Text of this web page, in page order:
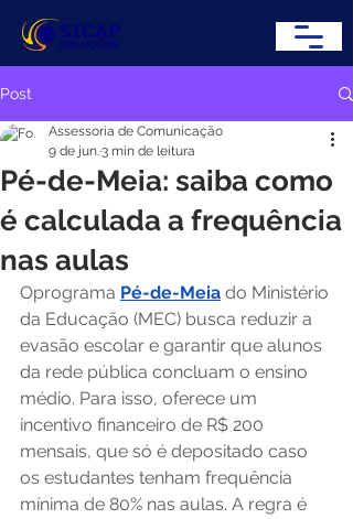
Post
Pé-de-Meia: saiba como
é calculada a frequência
nas aulas
Assessoria de Comunicação
9 de jun.3 min de leitura
Oprograma Pé-de-Meia do Ministério
da Educação (MEC) busca reduzir a
evasão escolar e garantir que alunos
da rede pública concluam o ensino
médio. Para isso, oferece um
incentivo financeiro de R$ 200
mensais, que só é depositado caso
os estudantes tenham frequência
mínima de 80% nas aulas. A regra é